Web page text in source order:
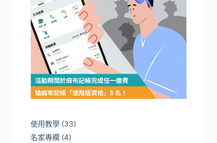
使用教學(33)
名家專欄 (4)